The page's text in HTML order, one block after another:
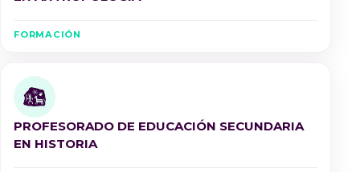
FORMACIÓN
PROFESORADO DE EDUCACIÓN SECUNDARIA
EN HISTORIA